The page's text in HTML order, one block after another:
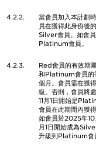
4.2.2.
當會員加入本計劃
員在獲得此身份後
Silver會員。如會
Platinum會員。
4.2.3.
Red會員的有效期
和Platinum會員的
個月。會員需在獲
級。否則，會員將
11月1日開始是
會員在此期間內獲
如會員於2025年10
月1日開始成為
升級到Platinum會